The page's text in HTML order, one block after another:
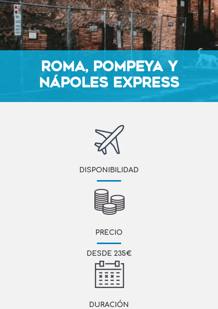
ROMA, POMPEYA Y
NÁPOLES EXPRESS
DISPONIBILIDAD
PRECIO
DESDE 235€
DURACIÓN